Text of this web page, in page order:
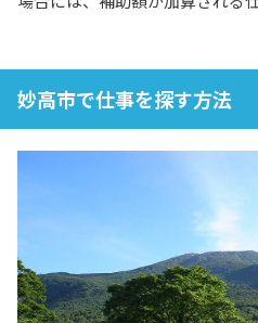
妙高市で仕事を探す方法